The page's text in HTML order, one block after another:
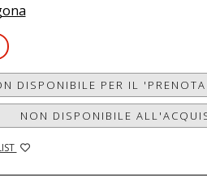
DISPONIBILE PER IL
NON DISPONIBILE